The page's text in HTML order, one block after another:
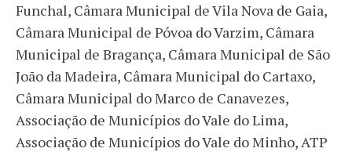
Funchal, Câmara Municipal de Vila Nova de Gaia,
Câmara Municipal de Póvoa do Varzim, Câmara
Municipal de Bragança, Câmara Municipal de São
João da Madeira, Câmara Municipal do Cartaxo,
Câmara Municipal do Marco de Canavezes,
Associação de Municípios do Vale do Lima,
Associação de Municípios do Vale do Minho, ATP